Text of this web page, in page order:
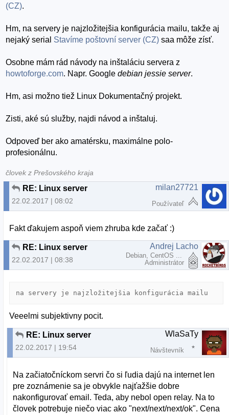
(CZ).
Hm, na servery je najzložitejšia konfigurácia mailu, takže aj
nejaký serial Stavíme poštovní server (CZ) saa môže zísť.
Osobne mám rád návody na inštaláciu servera z
howtoforge.com. Napr. Googledebian jessie server.
Hm, asi možno tiež Linux Dokumentačný projekt.
Zisti, aké sú služby, najdi návod a inštaluj.
Odpoveď ber ako amatérsku, maximálne polo-
profesionálnu.
človek z Prešovského kraja
RE: Linux server
22.02.2017 | 08:02
milan27721
Používateľ
Fakt ďakujem aspoň viem zhruba kde začať :)
RE: Linux server
22.02.2017 | 08:38
Andrej Lacho
Debian, CentOS ...
Administrátor
na servery je najzložitejšia konfigurácia mailu
Veeelmi subjektivny pocit.
RE: Linux server
22.02.2017 | 19:54
WlaSaTy
Návštevník
Na začiatočníckom servri čo si ľudia dajú na internet len
pre zoznámenie sa je obvykle najťažšie dobre
nakonfigurovať email. Teda, aby nebol open relay. Na to
človek potrebuje niečo viac ako "next/next/next/ok". Cena